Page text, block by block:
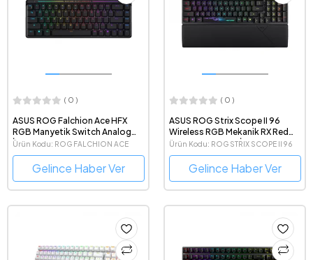
( 0 )
ASUS ROG Falchion Ace HFX
RGB Manyetik Switch Analog
İngilizce Q Kablolu Oyuncu
Klavyesi
Ürün Kodu: ROG FALCHION ACE
HFX/PBT/UK
Gelince Haber Ver
( 0 )
ASUS ROG Strix Scope II 96
Wireless RGB Mekanik RX Red
Switch Kablosuz İngilizce Q
Oyuncu Klavyesi
Ürün Kodu: ROG STRIX SCOPE II 96
WL/RX RED/PBT/UK
Gelince Haber Ver